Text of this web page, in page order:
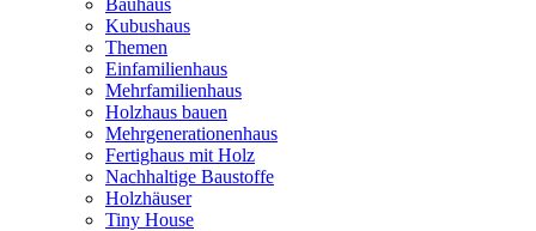
Bauhaus
Kubushaus
Themen
Einfamilienhaus
Mehrfamilienhaus
Holzhaus bauen
Mehrgenerationenhaus
Fertighaus mit Holz
Nachhaltige Baustoffe
Holzhäuser
Tiny House